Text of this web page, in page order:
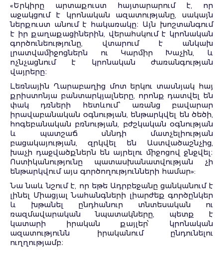
«Երկիրը արտաքուստ հայտարարում է, որ
աջակցում է կրոնական ազատությանը, սակայն
ներքուստ անում է հակառակը։ Այն խոշտանգում
է իր քաղաքացիներին, վերահսկում է կրոնական
գործունեությունը, վտարում է անկախ
լրատվամիջոցներն ու Կարմիր Խաչին, և
ոչնչացնում է կրոնական ժառանգության
վայրերը։
Լեռնային Ղարաբաղից մոտ երկու տասնյակ հայ
քրիստոնյա բանտարկյալները, որոնք դատվել են
փակ դռների հետևում՝ առանց բավարար
իրավաբանական օգնության, ենթարկվել են ծեծի,
հոգեբանական բռնության, բժշկական օգնության
և պատշաճ սննդի մատչելիության
բացակայության, զրկվել են Աստվածաշնչից,
խաչի դաջվածքներն են այրելու միջոցով ջնջվել։
Ոստիկանությունը պատասխանատվության չի
ենթարկվում այս գործողությունների համար»:
Նա նաև նշում է, որ եթե Ադրբեջանը ցանկանում է
լինել Միացյալ Նահանգների լիարժեք գործընկեր
և խթանել ընդհանուր տնտեսական ու
ռազմավարական նպատակները, պետք է
կատարի իրական քայլեր՝ կրոնական
ազատությունն իրականում ընդունելու
ուղղությամբ։